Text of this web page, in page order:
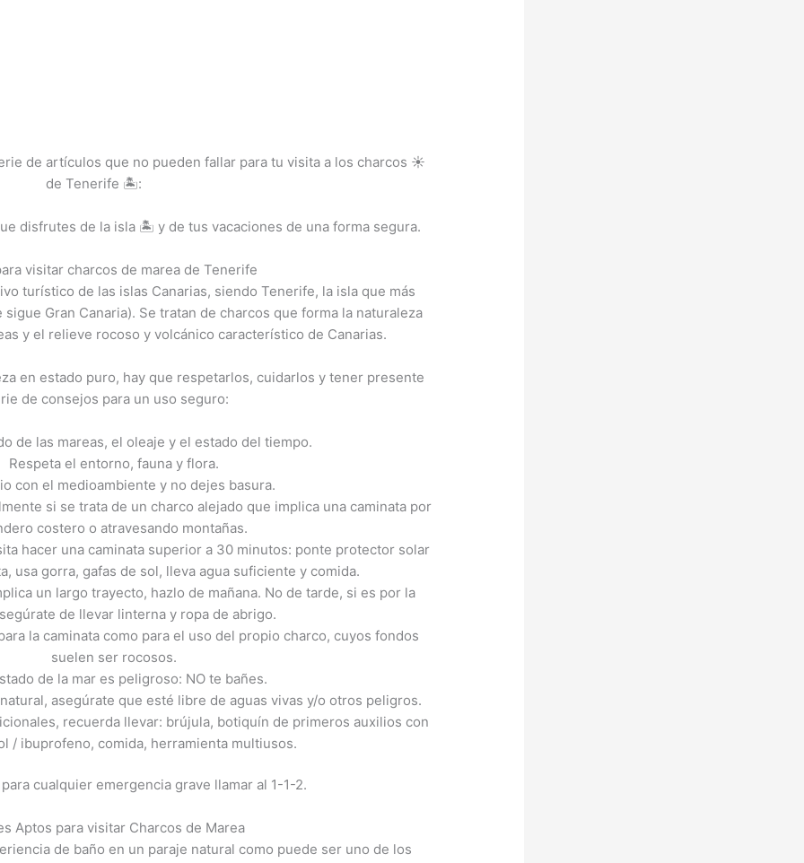
de artículos que no pueden fallar para tu visita a los charcos ☀️
de Tenerife 🏝️:
disfrutes de la isla 🏝️ y de tus vacaciones de una forma segura.
visitar charcos de marea de Tenerife
turístico de las islas Canarias, siendo Tenerife, la isla que más
Gran Canaria). Se tratan de charcos que forma la naturaleza
y el relieve rocoso y volcánico característico de Canarias.
en estado puro, hay que respetarlos, cuidarlos y tener presente
de consejos para un uso seguro:
de las mareas, el oleaje y el estado del tiempo.
Respeta el entorno, fauna y flora.
con el medioambiente y no dejes basura.
si se trata de un charco alejado que implica una caminata por
costero o atravesando montañas.
hacer una caminata superior a 30 minutos: ponte protector solar
usa gorra, gafas de sol, lleva agua suficiente y comida.
un largo trayecto, hazlo de mañana. No de tarde, si es por la
de llevar linterna y ropa de abrigo.
la caminata como para el uso del propio charco, cuyos fondos
suelen ser rocosos.
de la mar es peligroso: NO te bañes.
asegúrate que esté libre de aguas vivas y/o otros peligros.
recuerda llevar: brújula, botiquín de primeros auxilios con
/ ibuprofeno, comida, herramienta multiusos.
cualquier emergencia grave llamar al 1-1-2.
Aptos para visitar Charcos de Marea
de baño en un paraje natural como puede ser uno de los